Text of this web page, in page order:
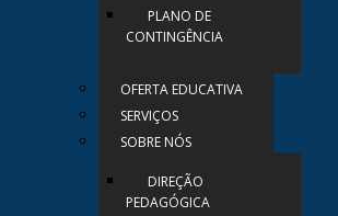
PLANO DE
CONTINGÊNCIA
OFERTA EDUCATIVA
SERVIÇOS
SOBRE NÓS
DIREÇÃO
PEDAGÓGICA